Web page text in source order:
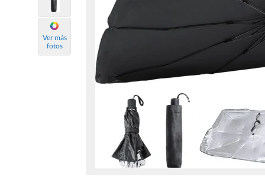
Ver más
fotos